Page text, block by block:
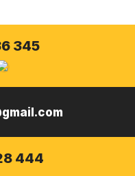
345
444